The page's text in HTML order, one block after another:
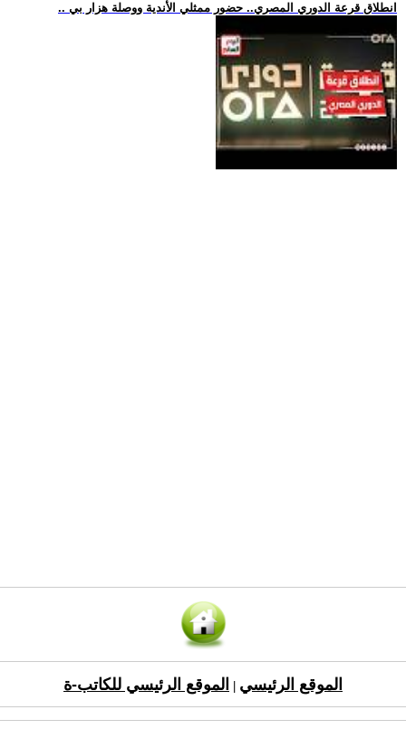
.. انطلاق قرعة الدوري المصري.. حضور ممثلي الأندية ووصلة هزار بي
الموقع الرئيسي الموقع الرئيسي للكاتب-ة